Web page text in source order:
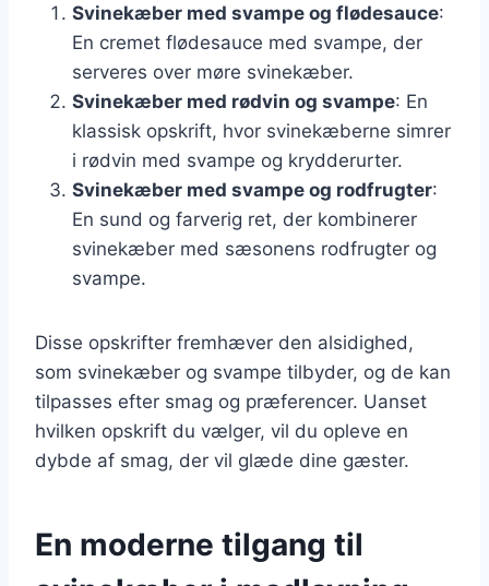
Svinekæber med svampe og flødesauce:
En cremet flødesauce med svampe, der
serveres over møre svinekæber.
Svinekæber med rødvin og svampe: En
klassisk opskrift, hvor svinekæberne simrer
i rødvin med svampe og krydderurter.
Svinekæber med svampe og rodfrugter:
En sund og farverig ret, der kombinerer
svinekæber med sæsonens rodfrugter og
svampe.
Disse opskrifter fremhæver den alsidighed,
som svinekæber og svampe tilbyder, og de kan
tilpasses efter smag og præferencer. Uanset
hvilken opskrift du vælger, vil du opleve en
dybde af smag, der vil glæde dine gæster.
En moderne tilgang til